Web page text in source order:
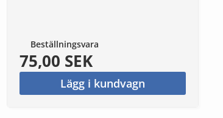
Beställningsvara
75,00 SEK
Lägg i kundvagn